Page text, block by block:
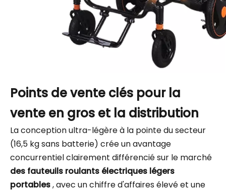
Points de vente clés pour la
vente en gros et la distribution
La conception ultra-légère à la pointe du secteur
(16,5 kg sans batterie) crée un avantage
concurrentiel clairement différencié sur le marché
des fauteuils roulants électriques légers
portables, avec un chiffre d'affaires élevé et une